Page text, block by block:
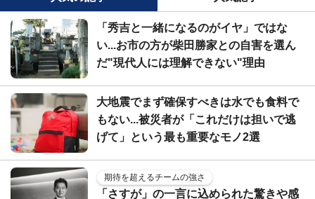
「秀吉と一緒になるのがイヤ」ではな
い...お市の方が柴田勝家との自害を選ん
だ"現代人には理解できない"理由
大地震でまず確保すべきは水でも食料で
もない...被災者が「これだけは担いで逃
げて」という最も重要なモノ2選
期待を超えるチームの強さ
「さすが」の一言に込められた驚きや感